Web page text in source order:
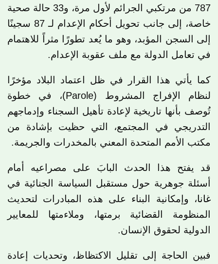
787 من مرتكبي الجرائم لأول مرة، و33 حالة صحية
خاصة، إلى جانب تحويل أحكام الإعدام لـ 87 سجينًا
إلى السجن المؤبد، وهو ما يُعد تطورًا مثراً للاهتمام
في تعامل الدولة مع ملف عقوبة الإعدام.
كما يأتي هذا القرار في ظل اعتماد البلاد مؤخرًا
لنظام الإفراج المشروط (Parole)، في خطوة
تُوصف بأنها تاريخية لإعادة تأهيل السجناء وإدماجهم
التدريجي في المجتمع، التي حظيت بإشادة من
مكتب الأمم المتحدة المعني بالمخدرات والجريمة.
قد يفتح هذا الحدث البابَ على مصراعيه أمام
أسئلة جوهرية حول مستقبل السياسة الجنائية في
غانا، وإمكانية البناء على هذه المبادرات لتحديث
المنظومة القضائية برمتها، وملاءمتها للمعايير
الدولية لحقوق الإنسان.
فبين الحاجة إلى تقليل الاكتظاظ، وتحديات إعادة